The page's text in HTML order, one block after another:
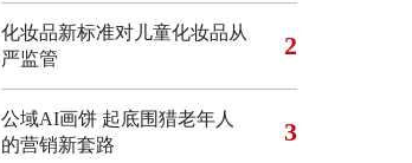
化妆品新标准对儿童化妆品从
严监管
2
公域AI画饼 起底围猎老年人
的营销新套路
3